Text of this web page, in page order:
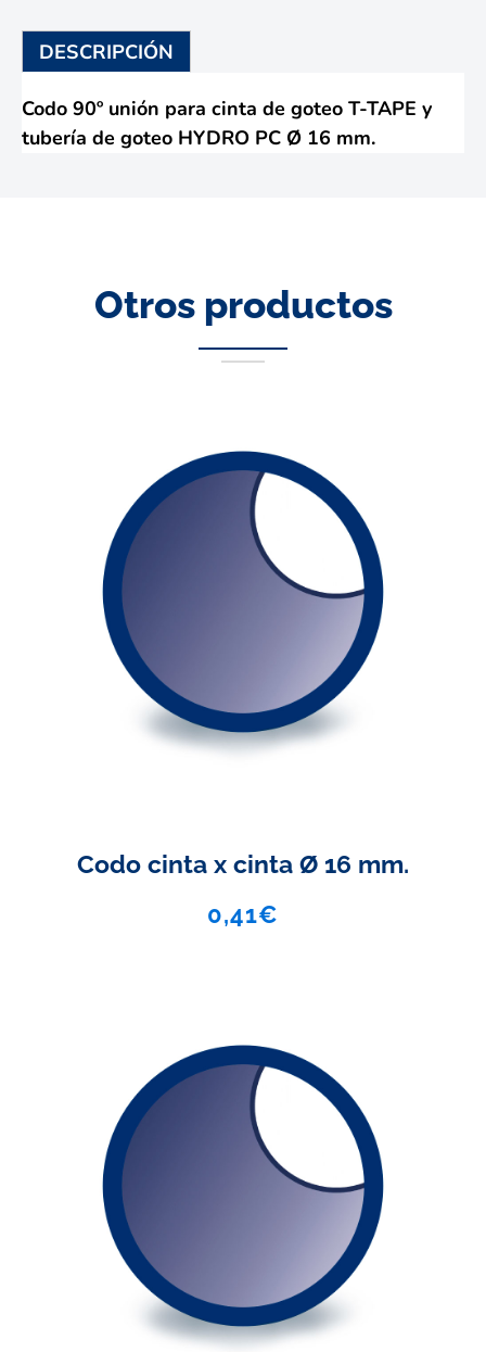
mm.
cantidad
DESCRIPCIÓN
Codo 90º unión para cinta de goteo T-TAPE y
tubería de goteo HYDRO PC Ø 16 mm.
Otros productos
Codo cinta x cinta Ø 16 mm.
0,41€